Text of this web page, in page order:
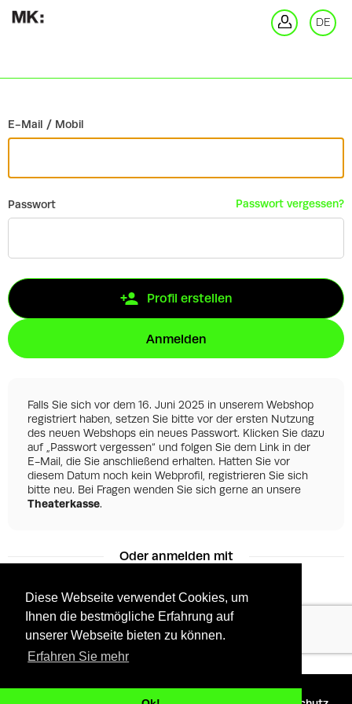
Diese Webseite verwendet Cookies, um
Ihnen die bestmögliche Erfahrung auf
unserer Webseite bieten zu können.
Erfahren Sie mehr
DE
E-Mail / Mobil
Passwort Passwort vergessen?
Profil erstellen
Anmelden
Falls Sie sich vor dem 16. Juni 2025 in unserem Webshop
registriert haben, setzen Sie bitte vor der ersten Nutzung
des neuen Webshops ein neues Passwort. Klicken Sie dazu
auf „Passwort vergessen“ und folgen Sie dem Link in der
E-Mail, die Sie anschließend erhalten. Hatten Sie vor
diesem Datum noch kein Webprofil, registrieren Sie sich
bitte neu. Bei Fragen wenden Sie sich gerne an unsere
Theaterkasse.
Oder anmelden mit
Facebook